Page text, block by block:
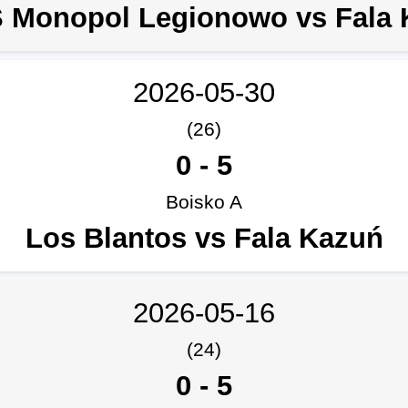
Monopol Legionowo vs Fala
2026-05-30
(26)
0 - 5
Boisko A
Los Blantos vs Fala Kazuń
2026-05-16
(24)
0 - 5